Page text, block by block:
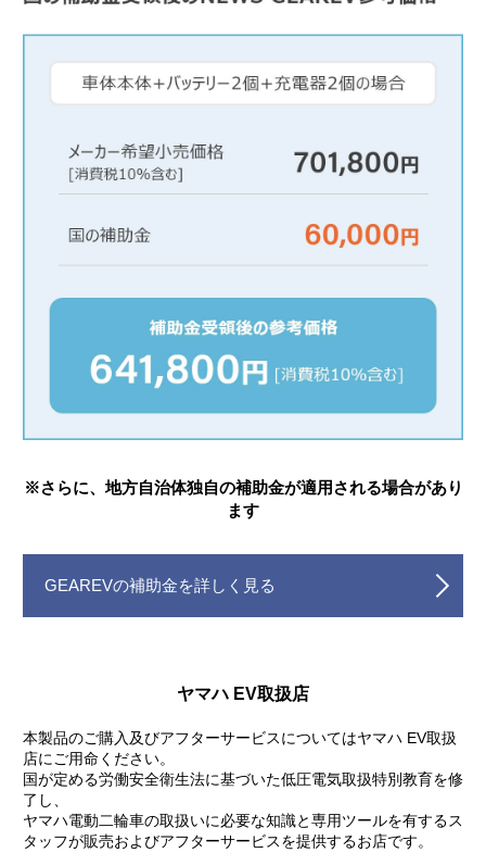
※さらに、地方自治体独自の補助金が適用される場合があり
ます
GEAREVの補助金を詳しく見る
ヤマハ EV取扱店
本製品のご購入及びアフターサービスについてはヤマハ EV取扱
店にご用命ください。
国が定める労働安全衛生法に基づいた低圧電気取扱特別教育を修
了し、
ヤマハ電動二輪車の取扱いに必要な知識と専用ツールを有するス
タッフが販売およびアフターサービスを提供するお店です。